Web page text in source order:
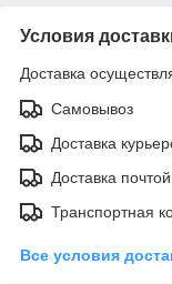
Условия
Доставка
Самовывоз
Доставка
Доставка почтой
Транспортная
Все условия